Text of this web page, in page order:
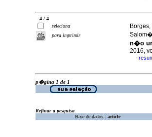
4 / 4
seleciona
para imprimir
n�o
2016,
·
p�gina 1 de 1
Refinar a pesquisa
Base de dados : article